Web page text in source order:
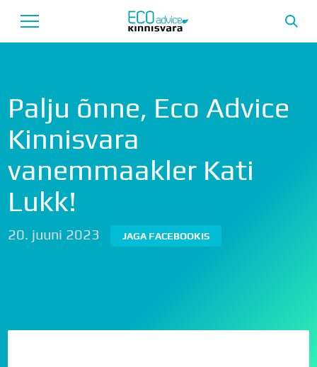
Uusarendused
Tutvustus
Teenused
Meeskond
Palju õnne, Eco Advice
Kinnisvara
vanemmaakler Kati
Lukk!
20. juuni 2023 JAGA FACEBOOKIS